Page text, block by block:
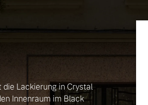
die Lackierung in Crystal
Innenraum im Black